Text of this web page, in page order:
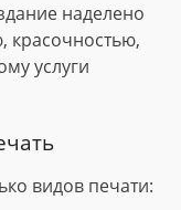
наделено
красочностью,
услуги
видов печати: